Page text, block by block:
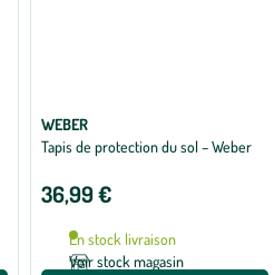
WEBER
Tapis de protection du sol – Weber
36,99 €
En stock livraison
Voir stock magasin